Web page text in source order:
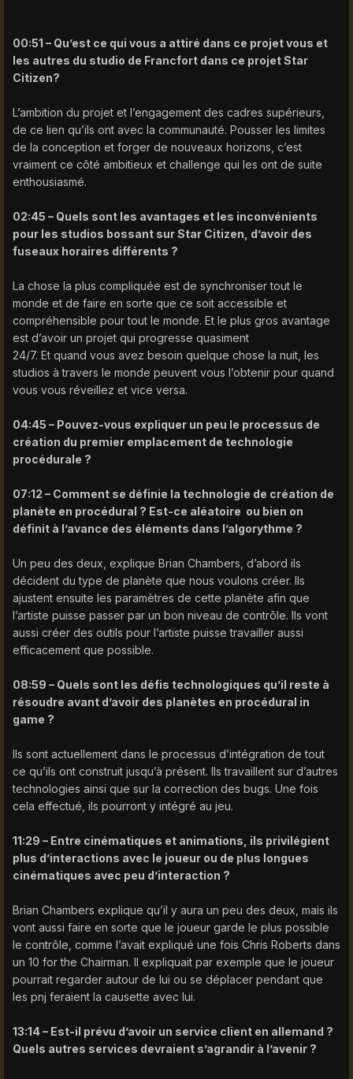
00:51 – Qu’est ce qui vous a attiré dans ce projet vous et
les autres du studio de Francfort dans ce projet Star
Citizen?
L’ambition du projet et l’engagement des cadres supérieurs,
de ce lien qu’ils ont avec la communauté. Pousser les limites
de la conception et forger de nouveaux horizons, c’est
vraiment ce côté ambitieux et challenge qui les ont de suite
enthousiasmé.
02:45 – Quels sont les avantages et les inconvénients
pour les studios bossant sur Star Citizen, d’avoir des
fuseaux horaires différents ?
La chose la plus compliquée est de synchroniser tout le
monde et de faire en sorte que ce soit accessible et
compréhensible pour tout le monde. Et le plus gros avantage
est d’avoir un projet qui progresse quasiment
24/7. Et quand vous avez besoin quelque chose la nuit, les
studios à travers le monde peuvent vous l’obtenir pour quand
vous vous réveillez et vice versa.
04:45 – Pouvez-vous expliquer un peu le processus de
création du premier emplacement de technologie
procédurale ?
07:12 – Comment se définie la technologie de création de
planète en procédural ? Est-ce aléatoire ou bien on
définit à l’avance des éléments dans l’algorythme ?
Un peu des deux, explique Brian Chambers, d’abord ils
décident du type de planète que nous voulons créer. Ils
ajustent ensuite les paramètres de cette planète afin que
l’artiste puisse passer par un bon niveau de contrôle. Ils vont
aussi créer des outils pour l’artiste puisse travailler aussi
efficacement que possible.
08:59 – Quels sont les défis technologiques qu’il reste à
résoudre avant d’avoir des planètes en procédural in
game ?
Ils sont actuellement dans le processus d’intégration de tout
ce qu’ils ont construit jusqu’à présent. Ils travaillent sur d’autres
technologies ainsi que sur la correction des bugs. Une fois
cela effectué, ils pourront y intégré au jeu.
11:29 – Entre cinématiques et animations, ils privilégient
plus d’interactions avec le joueur ou de plus longues
cinématiques avec peu d’interaction ?
Brian Chambers explique qu’il y aura un peu des deux, mais ils
vont aussi faire en sorte que le joueur garde le plus possible
le contrôle, comme l’avait expliqué une fois Chris Roberts dans
un 10 for the Chairman. Il expliquait par exemple que le joueur
pourrait regarder autour de lui ou se déplacer pendant que
les pnj feraient la causette avec lui.
13:14 – Est-il prévu d’avoir un service client en allemand ?
Quels autres services devraient s’agrandir à l’avenir ?